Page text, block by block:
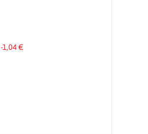
-1,04 €